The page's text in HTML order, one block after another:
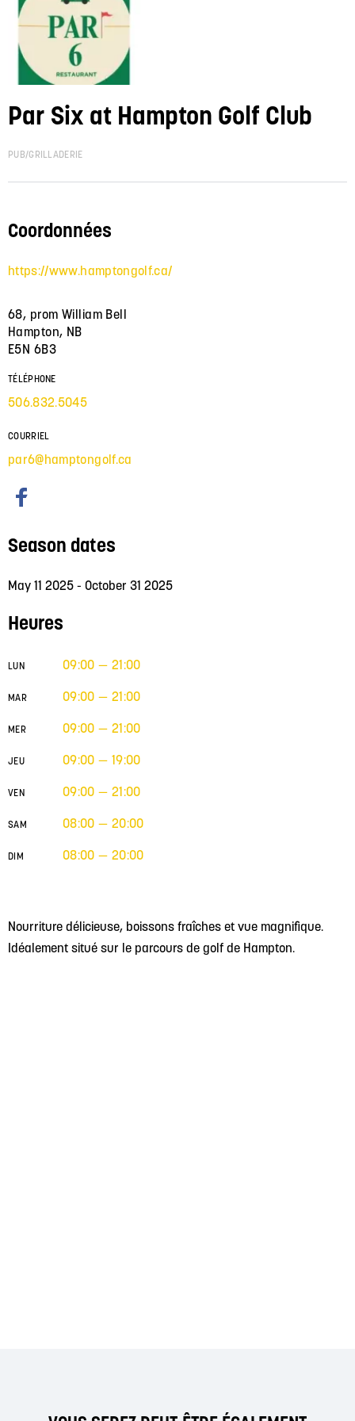
Par Six at Hampton Golf Club
PUB/GRILLADERIE
Nourriture délicieuse, boissons fraîches et vue magnifique.
Idéalement situé sur le parcours de golf de Hampton.
Coordonnées
https://www.hamptongolf.ca/
68, prom William Bell
Hampton, NB
E5N 6B3
TÉLÉPHONE
506.832.5045
COURRIEL
par6@hamptongolf.ca
Season dates
May 11 2025 - October 31 2025
Heures
LUN 09:00 — 21:00
MAR 09:00 — 21:00
MER 09:00 — 21:00
JEU 09:00 — 19:00
VEN 09:00 — 21:00
SAM 08:00 — 20:00
DIM 08:00 — 20:00